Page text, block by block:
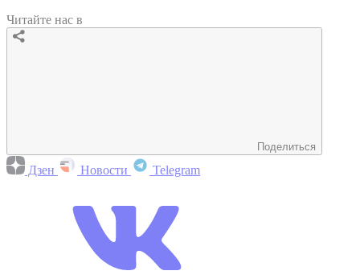
Читайте нас в
Поделиться
Дзен Новости Telegram